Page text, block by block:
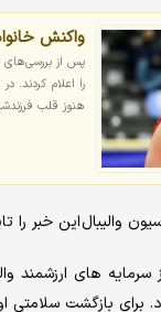
واکنش
پس از
را اعلام کردند.
هنوز قلب
والیبال این خبر
های ارزشمند
بازگشت سلامتی